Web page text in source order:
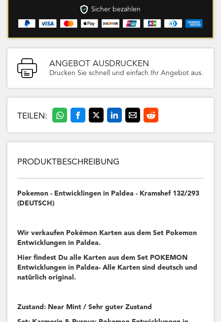
Sicher bezahlen
ANGEBOT AUSDRUCKEN
Drucken Sie schnell und einfach Ihr Angebot aus.
TEILEN:
PRODUKTBESCHREIBUNG
Pokemon - Entwicklingen in Paldea - Kramshef 132/293
(DEUTSCH)
Wir verkaufen Pokémon Karten aus dem Set Pokemon
Entwicklungen in Paldea.
Hier findest Du alle Karten aus dem Set POKEMON
Entwicklungen in Paldea- Alle Karten sind deutsch und
natürlich original.
Zustand: Near Mint / Sehr guter Zustand